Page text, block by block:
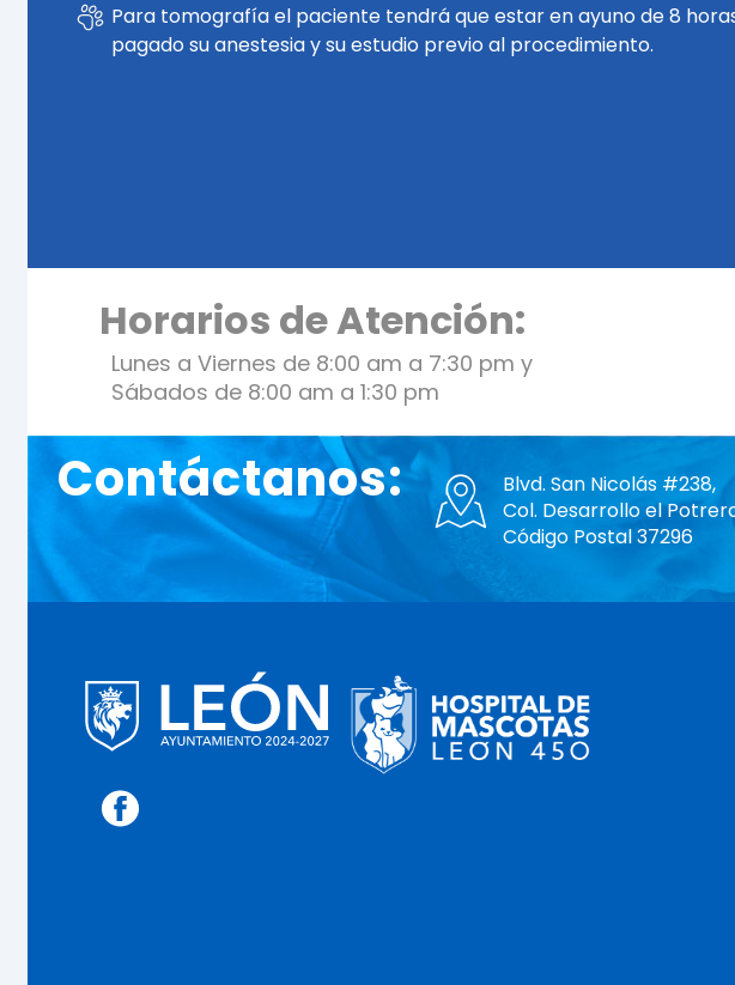
Para tomografía el paciente tendrá que estar en ayuno de 8
pagado su anestesia y su estudio previo al procedimiento.
Horarios de Atención:
Lunes a Viernes de 8:00 am a 7:30 pm y
Sábados de 8:00 am a 1:30 pm
Contáctanos:
Blvd. San Nicolás #238,
Col. Desarrollo el
Código Postal 37296